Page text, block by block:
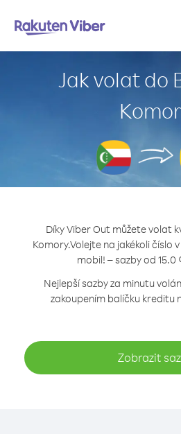
Jak volat do
Díky Viber Out můžete volat
Komory.Volejte na jakékoli číslo
mobil! – sazby od 15.0
Nejlepší sazby za minutu
zakoupením balíčku kreditu
Zobrazit